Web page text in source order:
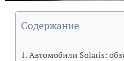
Содержание
Автомобили Solaris: